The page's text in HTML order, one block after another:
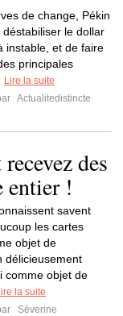
de change, Pékin
le dollar
instable, et de faire
principales
Lire la suite
Actualitedistincte
des
entier !
savent
les cartes
objet de
délicieusement
comme objet de
la suite
Séverine